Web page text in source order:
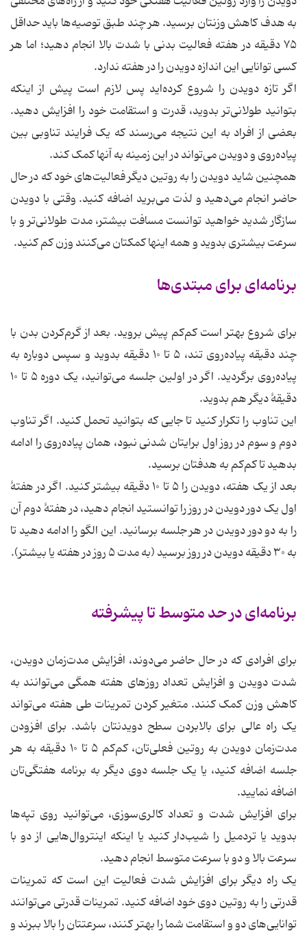
به هدف کاهش وزنتان برسید. هر چند طبق توصیه‌ها باید حداقل
۷۵ دقیقه در هفته فعالیت بدنی با شدت بالا انجام دهید؛ اما هر
کسی توانایی این اندازه دویدن را در هفته ندارد.
اگر تازه دویدن را شروع کرده‌اید پس لازم است پیش از اینکه
بتوانید طولانی‌تر بدوید، قدرت و استقامت خود را افزایش دهید.
بعضی از افراد به این نتیجه می‌رسند که یک فرایند تناوبی بین
پیاده‌روی و دویدن می‌تواند در این زمینه به آنها کمک کند.
همچنین شاید دویدن را به روتین دیگر فعالیت‌های خود که در حال
حاضر انجام می‌دهید و لذت می‌برید اضافه کنید. وقتی با دویدن
سازگار شدید خواهید توانست مسافت بیشتر، مدت طولانی‌تر و با
سرعت بیشتری بدوید و همه اینها کمکتان می‌کنند وزن کم کنید.
برنامه‌ای برای مبتدی‌ها
برای شروع بهتر است کم‌کم پیش بروید. بعد از گرم‌کردن بدن با
چند دقیقه پیاده‌روی تند، ۵ تا ۱۰ دقیقه بدوید و سپس دوباره به
پیاده‌روی برگردید. اگر در اولین جلسه می‌توانید، یک دوره ۵ تا ۱۰
دقیقهٔ دیگر هم بدوید.
این تناوب را تکرار کنید تا جایی که بتوانید تحمل کنید. اگر تناوب
دوم و سوم در روز اول برایتان شدنی نبود، همان پیاده‌روی را ادامه
بدهید تا کم‌کم به هدفتان برسید.
بعد از یک هفته، دویدن را ۵ تا ۱۰ دقیقه بیشتر کنید. اگر در هفتهٔ
اول یک دور دویدن در روز را توانستید انجام دهید، در هفتهٔ دوم آن
را به دو دور دویدن در هر جلسه برسانید. این الگو را ادامه دهید تا
به ۳۰ دقیقه دویدن در روز برسید (به مدت ۵ روز در هفته یا بیشتر).
برنامه‌ای در حد متوسط تا پیشرفته
برای افرادی که در حال حاضر می‌دوند، افزایش مدت‌زمان دویدن،
شدت دویدن و افزایش تعداد روزهای هفته همگی می‌توانند به
کاهش وزن کمک کنند. متغیر کردن تمرینات طی هفته می‌تواند
یک راه عالی برای بالابردن سطح دویدنتان باشد. برای افزودن
مدت‌زمان دویدن به روتین فعلی‌تان، کم‌کم ۵ تا ۱۰ دقیقه به هر
جلسه اضافه کنید، یا یک جلسه دوی دیگر به برنامه هفتگی‌تان
اضافه نمایید.
برای افزایش شدت و تعداد کالری‌سوزی، می‌توانید روی تپه‌ها
بدوید یا تردمیل را شیب‌دار کنید یا اینکه اینتروال‌هایی از دو با
سرعت بالا و دو با سرعت متوسط انجام دهید.
یک راه دیگر برای افزایش شدت فعالیت این است که تمرینات
قدرتی را به روتین دوی خود اضافه کنید. تمرینات قدرتی می‌توانند
توانایی‌های دو و استقامت شما را بهتر کنند، سرعتتان را بالا ببرند و